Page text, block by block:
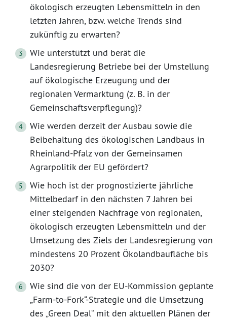
ökologisch erzeugten Lebensmitteln in den
letzten Jahren, bzw. welche Trends sind
zukünftig zu erwarten?
Wie unterstützt und berät die
Landesregierung Betriebe bei der Umstellung
auf ökologische Erzeugung und der
regionalen Vermarktung (z. B. in der
Gemeinschaftsverpflegung)?
Wie werden derzeit der Ausbau sowie die
Beibehaltung des ökologischen Landbaus in
Rheinland-Pfalz von der Gemeinsamen
Agrarpolitik der EU gefördert?
Wie hoch ist der prognostizierte jährliche
Mittelbedarf in den nächsten 7 Jahren bei
einer steigenden Nachfrage von regionalen,
ökologisch erzeugten Lebensmitteln und der
Umsetzung des Ziels der Landesregierung von
mindestens 20 Prozent Ökolandbaufläche bis
2030?
Wie sind die von der EU-Kommission geplante
„Farm-to-Fork“-Strategie und die Umsetzung
des „Green Deal“ mit den aktuellen Plänen der